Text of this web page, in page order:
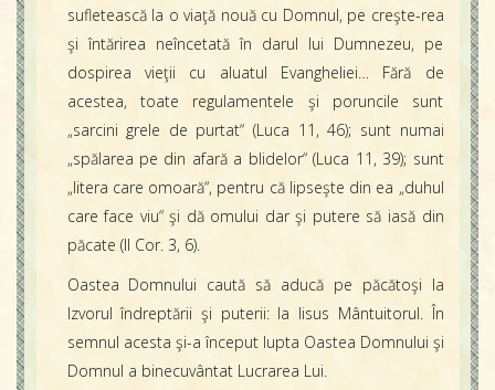
sufletească la o viaţă nouă cu Domnul, pe creşte-rea
şi întărirea neîncetată în darul lui Dumnezeu, pe
dospirea vieţii cu aluatul Evangheliei… Fără de
acestea, toate regulamentele şi poruncile sunt
„sarcini grele de purtat“ (Luca 11, 46); sunt numai
„spălarea pe din afară a blidelor“ (Luca 11, 39); sunt
„litera care omoară“, pentru că lipseşte din ea „duhul
care face viu“ şi dă omului dar şi putere să iasă din
păcate (II Cor. 3, 6).
Oastea Domnului caută să aducă pe păcătoşi la
Izvorul îndreptării şi puterii: la Iisus Mântuitorul. În
semnul acesta şi-a început lupta Oastea Domnului şi
Domnul a binecuvântat Lucrarea Lui.